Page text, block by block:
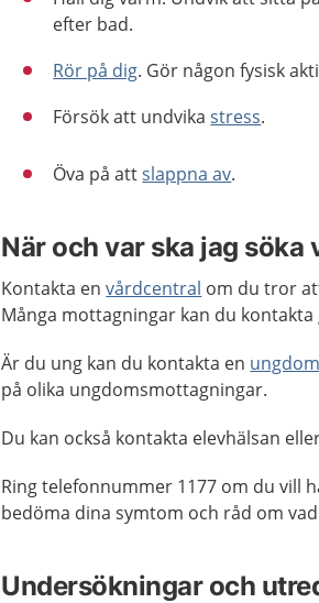
efter bad.
Rör på dig. Gör någon fysisk
Försök att undvikastress.
Öva på attslappna av.
När och var ska jag söka
Kontakta envårdcentral om du tror
Många mottagningar kan du
Är du ung kan du kontakta en
på olika ungdomsmottagningar.
Du kan också kontakta elevhälsan
Ring telefonnummer 1177 om du vill
bedöma dina symtom och råd om
Undersökningar och